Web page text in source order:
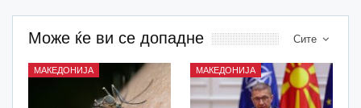
Сите
Може ќе ви се допадне
МАКЕДОНИЈА МАКЕДОНИЈА